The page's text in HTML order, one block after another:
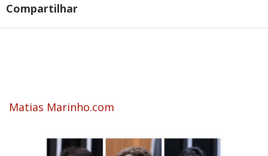
Compartilhar
Matias Marinho.com